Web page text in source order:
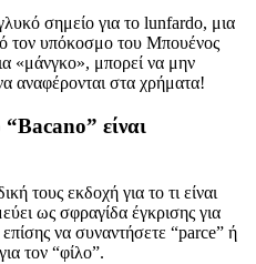
σημείο για το lunfardo, μια
τον υπόκοσμο του Μπουένος
«μάνγκο», μπορεί να μην
αναφέρονται στα χρήματα!
είναι
τους εκδοχή για το τι είναι
ως σφραγίδα έγκρισης για
να συναντήσετε “parce” ή
τον “φίλο”.